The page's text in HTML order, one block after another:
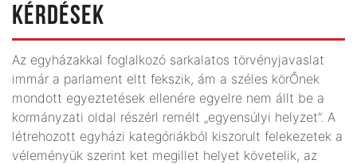
KÉRDÉSEK
Az egyházakkal foglalkozó sarkalatos törvényjavaslat
immár a parlament eltt fekszik, ám a széles körŐnek
mondott egyeztetések ellenére egyelre nem állt be a
kormányzati oldal részérl remélt „egyensúlyi helyzet”. A
létrehozott egyházi kategóriákból kiszorult felekezetek a
véleményük szerint ket megillet helyet követelik, az